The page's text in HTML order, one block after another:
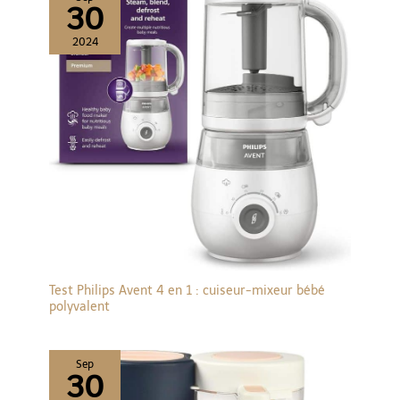
30
2024
Test Philips Avent 4 en 1 : cuiseur-mixeur bébé
polyvalent
Sep
30